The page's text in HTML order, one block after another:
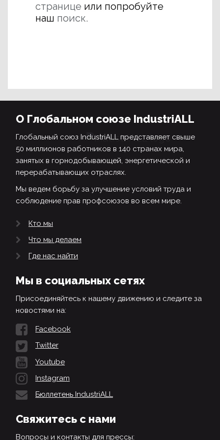
странице или попробуйте
наш поиск.
О Глобальном союзе IndustriALL
Глобальный союз IndustriALL представляет свыше
50 миллионов работников в 140 странах мира,
занятых в горнодобывающей, энергетической и
перерабатывающих отраслях.
Мы ведем борьбу за улучшение условий труда и
соблюдение прав профсоюзов во всем мире.
Кто мы
Что мы делаем
Где нас найти
Мы в социальных сетях
Присоединяйтесь к нашему движению и следите за
новостями на:
Facebook
Twitter
Youtube
Instagram
Бюллетень IndustriALL
Свяжитесь с нами
Вопросы и контакты для прессы: